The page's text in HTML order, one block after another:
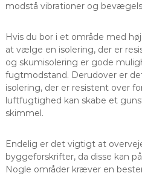
modstå vibrationer og
Hvis du bor i et område med
at vælge en isolering, der er
og skumisolering er gode
fugtmodstand. Derudover er
isolering, der er resistent over
luftfugtighed kan skabe et
skimmel.
Endelig er det vigtigt at
byggeforskrifter, da disse kan
Nogle områder kræver en